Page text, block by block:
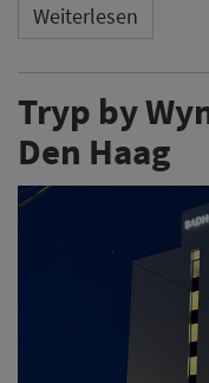
Weiterlesen
Tryp by
Den Haag